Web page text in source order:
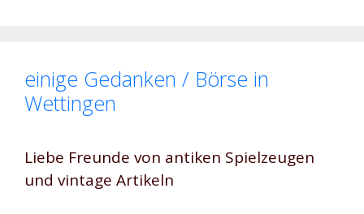
einige Gedanken / Börse in
Wettingen
Liebe Freunde von antiken Spielzeugen
und vintage Artikeln